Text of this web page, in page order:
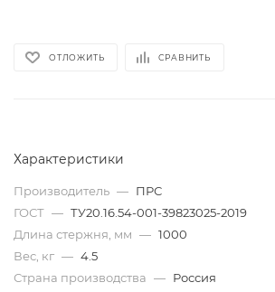
ОТЛОЖИТЬ СРАВНИТЬ
Характеристики
Производитель — ПРС
ГОСТ — ТУ20.16.54-001-39823025-2019
Длина стержня, мм — 1000
Вес, кг — 4.5
Страна производства — Россия